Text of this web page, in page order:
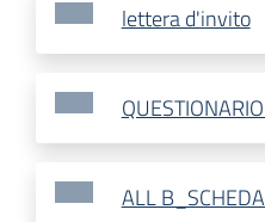
lettera d'invito
ALL